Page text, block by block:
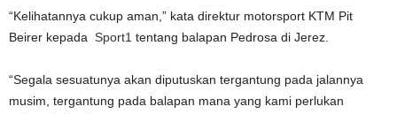
“Kelihatannya cukup aman,” kata direktur motorsport KTM Pit
Beirer kepada Sport1 tentang balapan Pedrosa di Jerez.
“Segala sesuatunya akan diputuskan tergantung pada jalannya
musim, tergantung pada balapan mana yang kami perlukan